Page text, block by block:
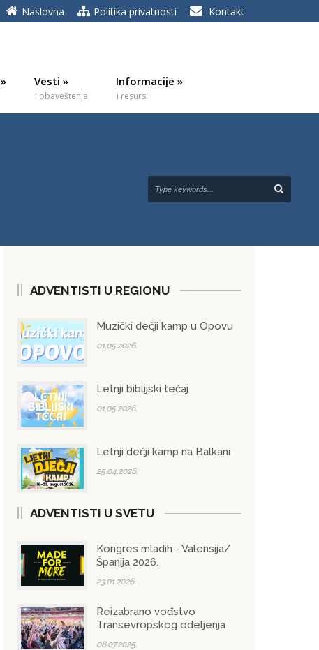
Naslovna Politika privatnosti Kontakt
» Vesti »
i obaveštenja
Informacije »
i resursi
ADVENTISTI U REGIONU
Muzički dečji kamp u Opovu
01.05.2026.
Letnji biblijski tečaj
01.05.2026.
Letnji dečji kamp na Balkani
25.04.2026.
ADVENTISTI U SVETU
Kongres mladih - Valensija/
Španija 2026.
23.01.2026.
Reizabrano vođstvo
Transevropskog odeljenja
08.07.2025.